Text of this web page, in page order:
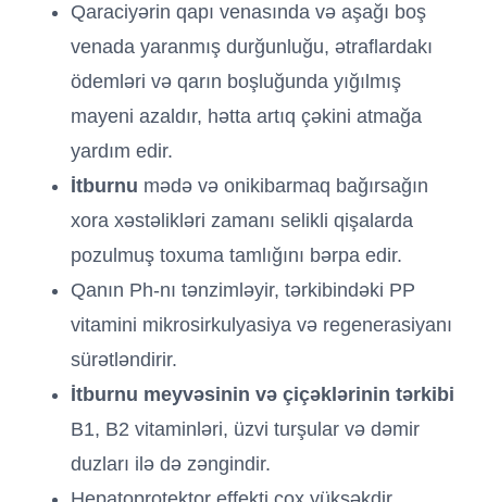
Qaraciyərin qapı venasında və aşağı boş
venada yaranmış durğunluğu, ətraflardakı
ödemləri və qarın boşluğunda yığılmış
mayeni azaldır, hətta artıq çəkini atmağa
yardım edir.
İtburnu mədə və onikibarmaq bağırsağın
xora xəstəlikləri zamanı selikli qişalarda
pozulmuş toxuma tamlığını bərpa edir.
Qanın Ph-nı tənzimləyir, tərkibindəki PP
vitamini mikrosirkulyasiya və regenerasiyanı
sürətləndirir.
İtburnu meyvəsinin və çiçəklərinin tərkibi
B1, B2 vitaminləri, üzvi turşular və dəmir
duzları ilə də zəngindir.